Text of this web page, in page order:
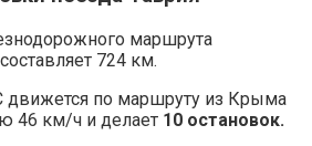
маршрута
724 км.
движется по маршруту из Крыма
46 км/ч и делает 10 остановок.